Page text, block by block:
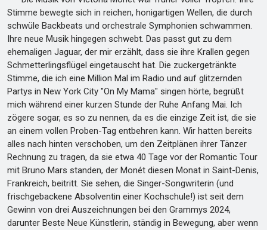
Stimme bewegte sich in reichen, honigartigen Wellen, die durch
schwüle Backbeats und orchestrale Symphonien schwammen.
Ihre neue Musik hingegen schwebt. Das passt gut zu dem
ehemaligen Jaguar, der mir erzählt, dass sie ihre Krallen gegen
Schmetterlingsflügel eingetauscht hat. Die zuckergetränkte
Stimme, die ich eine Million Mal im Radio und auf glitzernden
Partys in New York City "On My Mama" singen hörte, begrüßt
mich während einer kurzen Stunde der Ruhe Anfang Mai. Ich
zögere sogar, es so zu nennen, da es die einzige Zeit ist, die sie
an einem vollen Proben-Tag entbehren kann. Wir hatten bereits
alles nach hinten verschoben, um den Zeitplänen ihrer Tänzer
Rechnung zu tragen, da sie etwa 40 Tage vor der Romantic Tour
mit Bruno Mars standen, der Monét diesen Monat in Saint-Denis,
Frankreich, beitritt. Sie sehen, die Singer-Songwriterin (und
frischgebackene Absolventin einer Kochschule!) ist seit dem
Gewinn von drei Auszeichnungen bei den Grammys 2024,
darunter Beste Neue Künstlerin, ständig in Bewegung, aber wenn